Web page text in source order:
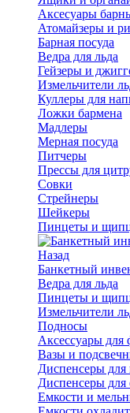
Аксесуары
Атомайзеры и
Барная посуда
Ведра для льда
Гейзеры и
Измельчители
Куллеры для
Ложки бармена
Мадлеры
Мерная посуда
Питчеры
Прессы для
Совки
Стрейнеры
Шейкеры
Пинцеты и
Назад
Банкетный
Ведра для льда
Пинцеты и
Измельчители
Подносы
Аксессуары для
Вазы и
Диспенсеры для
Диспенсеры
Емкости и